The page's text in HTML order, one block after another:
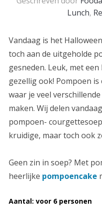
Lunch,
Vandaag is het
toch aan de uitgeholde
gesneden. Leuk, met
gezellig ook! Pompoen
waar je veel
maken. Wij delen
pompoen-
kruidige, maar toch ook
Geen zin in soep? Met
heerlijke pompoencake
Aantal: voor 6 personen